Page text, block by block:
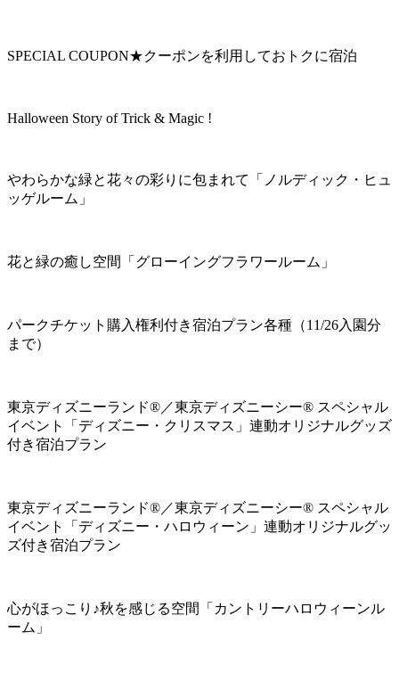
SPECIAL COUPON★クーポンを利用しておトクに宿泊
Halloween Story of Trick & Magic !
やわらかな緑と花々の彩りに包まれて「ノルディック・ヒュ
ッゲルーム」
花と緑の癒し空間「グローイングフラワールーム」
パークチケット購入権利付き宿泊プラン各種（11/26入園分
まで）
東京ディズニーランド®／東京ディズニーシー® スペシャル
イベント「ディズニー・クリスマス」連動オリジナルグッズ
付き宿泊プラン
東京ディズニーランド®／東京ディズニーシー® スペシャル
イベント「ディズニー・ハロウィーン」連動オリジナルグッ
ズ付き宿泊プラン
心がほっこり♪秋を感じる空間「カントリーハロウィーンル
ーム」